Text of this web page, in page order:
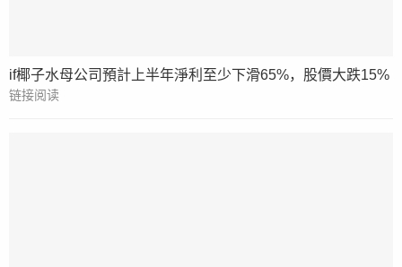
if椰子水母公司預計上半年淨利至少下滑65%，股價大跌15%
链接阅读